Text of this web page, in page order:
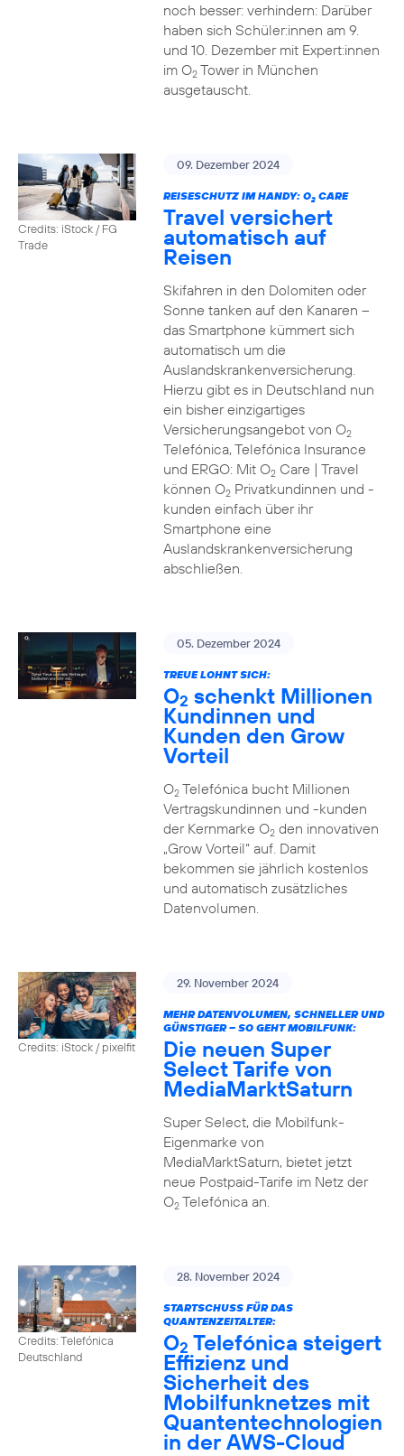
noch besser: verhindern: Darüber
haben sich Schüler:innen am 9.
und 10. Dezember mit Expert:innen
im O2Tower in München
ausgetauscht.
Credits: iStock / FG
Trade
09. Dezember 2024
REISESCHUTZ IM HANDY: O2CARE
Travel versichert
automatisch auf
Reisen
Skifahren in den Dolomiten oder
Sonne tanken auf den Kanaren –
das Smartphone kümmert sich
automatisch um die
Auslandskrankenversicherung.
Hierzu gibt es in Deutschland nun
ein bisher einzigartiges
Versicherungsangebot von O2
Telefónica, Telefónica Insurance
und ERGO: Mit O2Care | Travel
können O2Privatkundinnen und -
kunden einfach über ihr
Smartphone eine
Auslandskrankenversicherung
abschließen.
05. Dezember 2024
TREUE LOHNT SICH:
O2 schenkt Millionen
Kundinnen und
Kunden den Grow
Vorteil
O2Telefónica bucht Millionen
Vertragskundinnen und -kunden
der Kernmarke O2den innovativen
„Grow Vorteil“ auf. Damit
bekommen sie jährlich kostenlos
und automatisch zusätzliches
Datenvolumen.
Credits: iStock / pixelfit
29. November 2024
MEHR DATENVOLUMEN, SCHNELLER UND
GÜNSTIGER – SO GEHT MOBILFUNK:
Die neuen Super
Select Tarife von
MediaMarktSaturn
Super Select, die Mobilfunk-
Eigenmarke von
MediaMarktSaturn, bietet jetzt
neue Postpaid-Tarife im Netz der
O2Telefónica an.
Credits: Telefónica
Deutschland
28. November 2024
STARTSCHUSS FÜR DAS
QUANTENZEITALTER:
O2 Telefónica steigert
Effizienz und
Sicherheit des
Mobilfunknetzes mit
Quantentechnologien
in der AWS-Cloud